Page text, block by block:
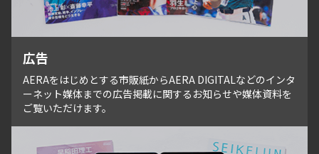
広告
AERAをはじめとする市販紙からAERA DIGITALなどのインタ
ーネット媒体までの広告掲載に関するお知らせや媒体資料を
ご覧いただけます。